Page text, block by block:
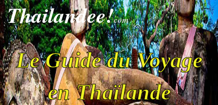
Thailandee!com
Le Guide du Voyage
en Thaïlande